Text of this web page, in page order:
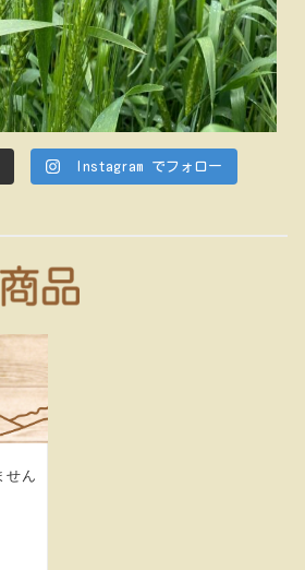
Instagram でフォロー